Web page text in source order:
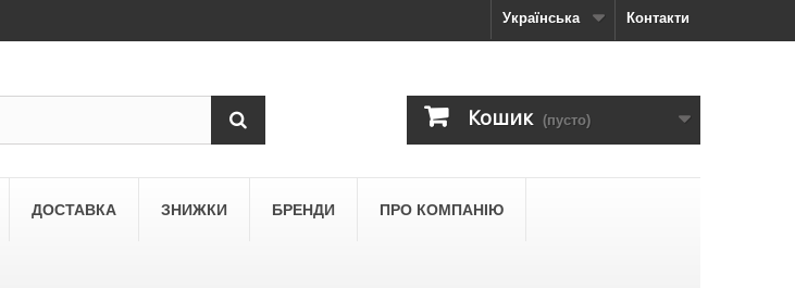
Контакти
Українська
Кошик (пусто)
ДОСТАВКА ЗНИЖКИ БРЕНДИ ПРО КОМПАНІЮ